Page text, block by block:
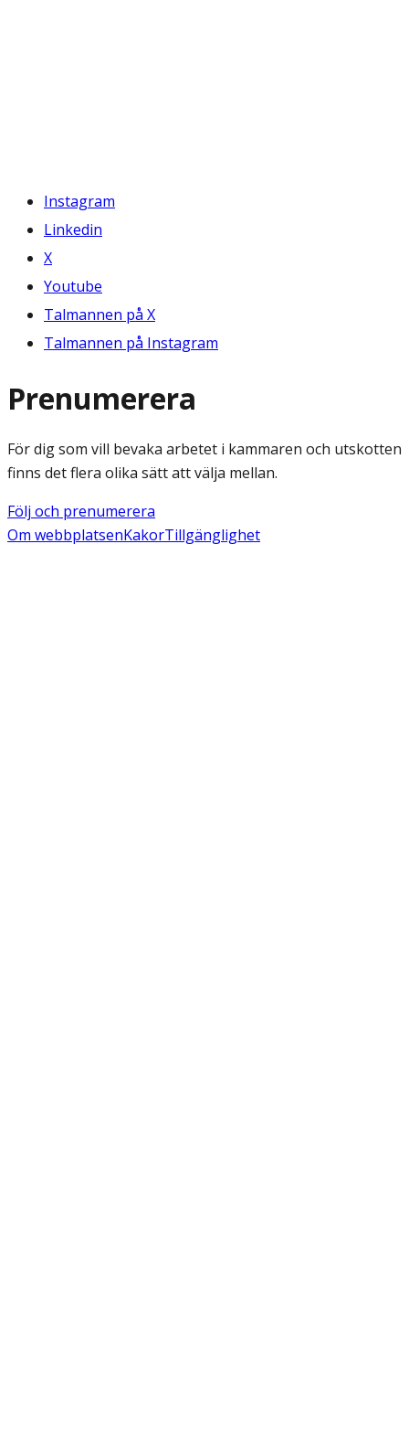
Instagram
Linkedin
X
Youtube
Talmannen på X
Talmannen på Instagram
Prenumerera
För dig som vill bevaka arbetet i kammaren och utskotten
finns det flera olika sätt att välja mellan.
Följ och prenumerera
Om webbplatsenKakorTillgänglighet